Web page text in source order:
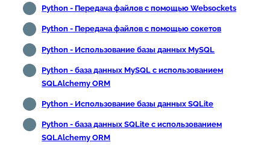
Python - Передача файлов с помощью Websockets
Python - Передача файлов с помощью сокетов
Python - Использование базы данных MySQL
Python - база данных MySQL с использованием
SQLAlchemy ORM
Python - Использование базы данных SQLite
Python - база данных SQLite с использованием
SQLAlchemy ORM